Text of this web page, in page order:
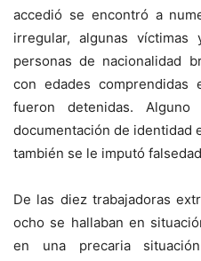
accedió se encontró a
irregular, algunas víctimas
personas de nacionalidad
con edades
fueron detenidas.
documentación de identidad
también se le imputó
De las diez trabajadoras
ocho se hallaban en
en una precaria